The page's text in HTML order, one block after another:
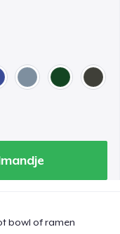
bowl of ramen